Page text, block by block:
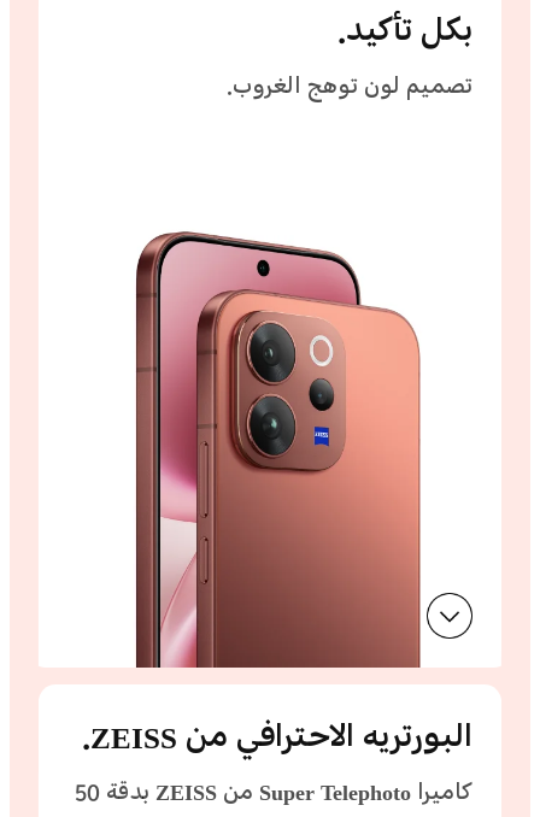
بكل تأكيد.
تصميم لون توهج الغروب.
البورتريه الاحترافي من ZEISS.
كاميرا Super Telephoto من ZEISS بدقة 50